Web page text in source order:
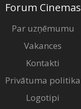
Forum Cinemas
Par uzņēmumu
Vakances
Kontakti
Privātuma politika
Logotipi